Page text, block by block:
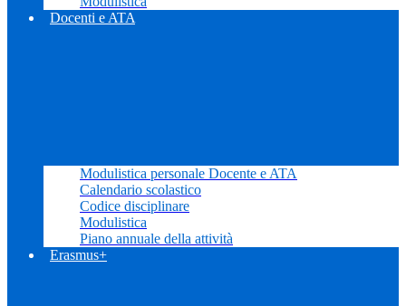
Docenti e ATA
Modulistica personale Docente e ATA
Calendario scolastico
Codice disciplinare
Modulistica
Piano annuale della attività
Erasmus+